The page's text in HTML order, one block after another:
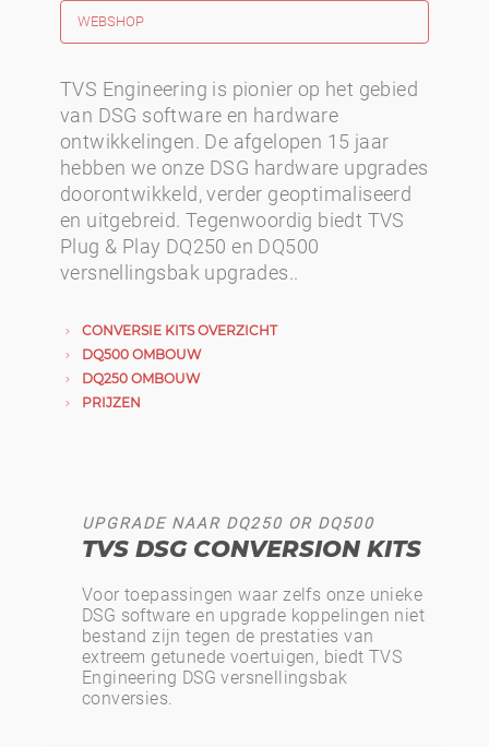
WEBSHOP
TVS Engineering is pionier op het gebied
van DSG software en hardware
ontwikkelingen. De afgelopen 15 jaar
hebben we onze DSG hardware upgrades
doorontwikkeld, verder geoptimaliseerd
en uitgebreid. Tegenwoordig biedt TVS
Plug & Play DQ250 en DQ500
versnellingsbak upgrades..
CONVERSIE KITS OVERZICHT
DQ500 OMBOUW
DQ250 OMBOUW
PRIJZEN
UPGRADE NAAR DQ250 OR DQ500
TVS DSG CONVERSION KITS
Voor toepassingen waar zelfs onze unieke
DSG software en upgrade koppelingen niet
bestand zijn tegen de prestaties van
extreem getunede voertuigen, biedt TVS
Engineering DSG versnellingsbak
conversies.